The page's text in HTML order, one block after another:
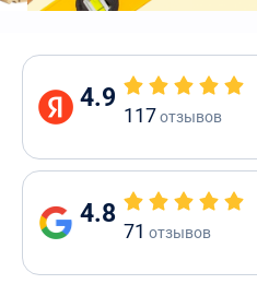
4.9
117отзывов
4.8
71 отзывов